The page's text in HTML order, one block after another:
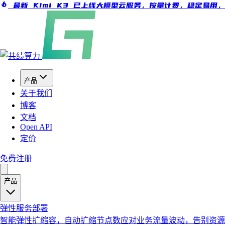
最新 Kimi K3 已上线大模型云服务，按量计费，稳定易用，
产品
关于我们
博客
文档
Open API
定价
免费注册
产品
弹性服务部署
智能弹性扩缩容，自动扩缩节点数应对业务流量波动，告别资